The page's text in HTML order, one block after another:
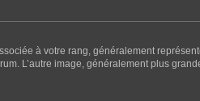
à votre rang, généralement
L’autre image, généralement plus